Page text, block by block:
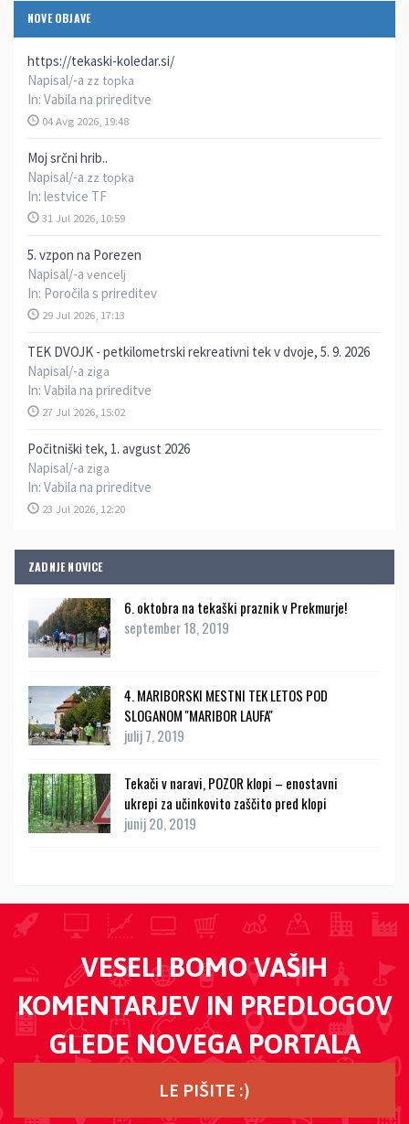
NOVE OBJAVE
https://tekaski-koledar.si/
Napisal/-a zz topka
In: Vabila na prireditve
04 Avg 2026, 19:48
Moj srčni hrib..
Napisal/-a zz topka
In: lestvice TF
31 Jul 2026, 10:59
5. vzpon na Porezen
Napisal/-a vencelj
In: Poročila s prireditev
29 Jul 2026, 17:13
TEK DVOJK - petkilometrski rekreativni tek v dvoje, 5. 9. 2026
Napisal/-a ziga
In: Vabila na prireditve
27 Jul 2026, 15:02
Počitniški tek, 1. avgust 2026
Napisal/-a ziga
In: Vabila na prireditve
23 Jul 2026, 12:20
ZADNJE NOVICE
6. oktobra na tekaški praznik v Prekmurje!
september 18, 2019
4. MARIBORSKI MESTNI TEK LETOS POD
SLOGANOM ''MARIBOR LAUFA''
julij 7, 2019
Tekači v naravi, POZOR klopi – enostavni
ukrepi za učinkovito zaščito pred klopi
junij 20, 2019
VESELI BOMO VAŠIH
KOMENTARJEV IN PREDLOGOV
GLEDE NOVEGA PORTALA
LE PIŠITE :)